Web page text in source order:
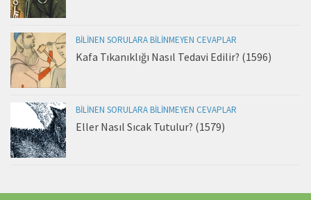
BILINEN SORULARA BILINMEYEN CEVAPLAR
Kafa Tıkanıklığı Nasıl Tedavi Edilir? (1596)
BILINEN SORULARA BILINMEYEN CEVAPLAR
Eller Nasıl Sıcak Tutulur? (1579)